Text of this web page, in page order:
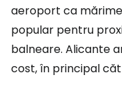
aeroport ca
popular pentru
balneare. Alicante
cost, în principal